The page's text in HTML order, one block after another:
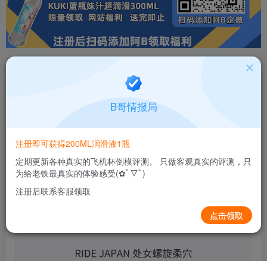
日本RIDE JAPAN处女螺旋柔穴螺旋褶皱高刺激飞
B哥情报局-产品指南针
2个月前更新
0 77 11
B哥情报局
注册即可获得200ML润滑液1瓶
定期更新各种真实的飞机杯倒模评测。 只做客观真实的评测，只
为给老铁最真实的体验感受(✿ﾟ▽ﾟ)
注册后联系客服领取
点击领取